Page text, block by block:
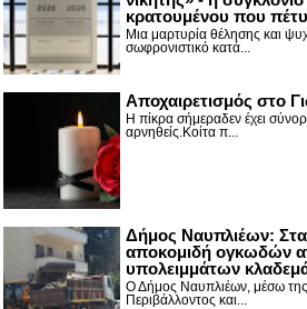
κρατουμένου που
Μια μαρτυρία θέλησης και
σωφρονιστικό κατά...
Αποχαιρετισμός στο
Η πίκρα σήμεραδεν έχει
αρνηθείς.Κοίτα π...
Δήμος Ναυπλιέων:
αποκομιδή ογκωδών
υπολειμμάτων
Ο Δήμος Ναυπλιέων, μέσω της
Περιβάλλοντος και...